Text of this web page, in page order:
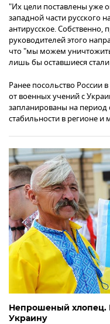
"Их цели поставлены уже
западной части русского
антирусское. Собственно,
руководителей этого
что "мы можем
лишь бы оставшиеся
Ранее посольство России
от военных учений с
запланированы на
стабильности в регионе и
Непрошеный хлопец.
Украину